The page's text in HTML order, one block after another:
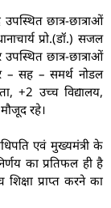
छात्र-छात्राओं
प्रो.(डॉ.) सजल
छात्र-छात्राओं
– सह – समर्थ नोडल
+2 उच्च विद्यालय,
रहे।
एवं मुख्यमंत्री के
का प्रतिफल ही है
प्राप्त करने का